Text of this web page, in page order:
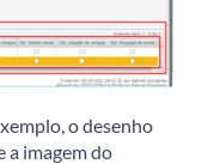
o desenho
a imagem do